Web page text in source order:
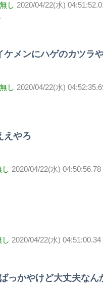
し 2020/04/22(水)
ケメンにハゲのカツラ
し 2020/04/22(水)
えやろ
2020/04/22(水) 04:50:56.78
2020/04/22(水) 04:51:00.34
っかやけど大丈夫なん